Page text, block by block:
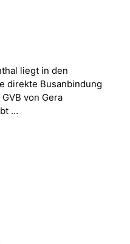
liegt in den
direkte Busanbindung
von Gera
…